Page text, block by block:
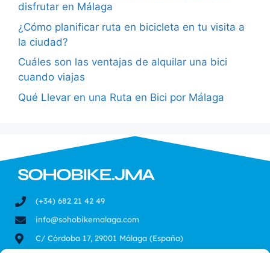
disfrutar en Málaga
¿Cómo planificar ruta en bicicleta en tu visita a
la ciudad?
Cuáles son las ventajas de alquilar una bici
cuando viajas
Qué Llevar en una Ruta en Bici por Málaga
(+34) 682 21 42 49
info@sohobikemalaga.com
C/ Córdoba 17, 29001 Málaga (España)